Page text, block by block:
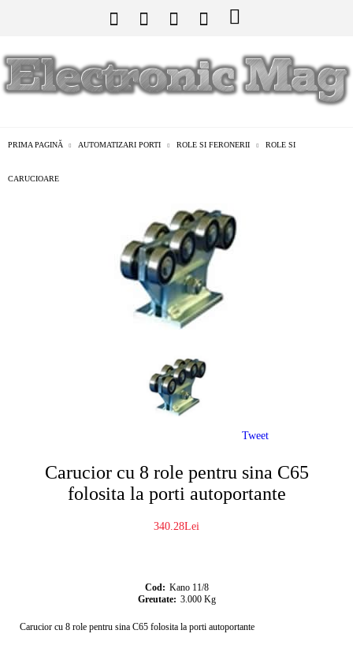
PRIMA PAGINĂ AUTOMATIZARI PORTI ROLE SI FERONERII ROLE SI
CARUCIOARE
Carucior cu 8 role pentru sina C65
folosita la porti autoportante
340.28Lei
Cod: Kano 11/8
Greutate: 3.000 Kg
Carucior cu 8 role pentru sina C65 folosita la porti autoportante
Tweet